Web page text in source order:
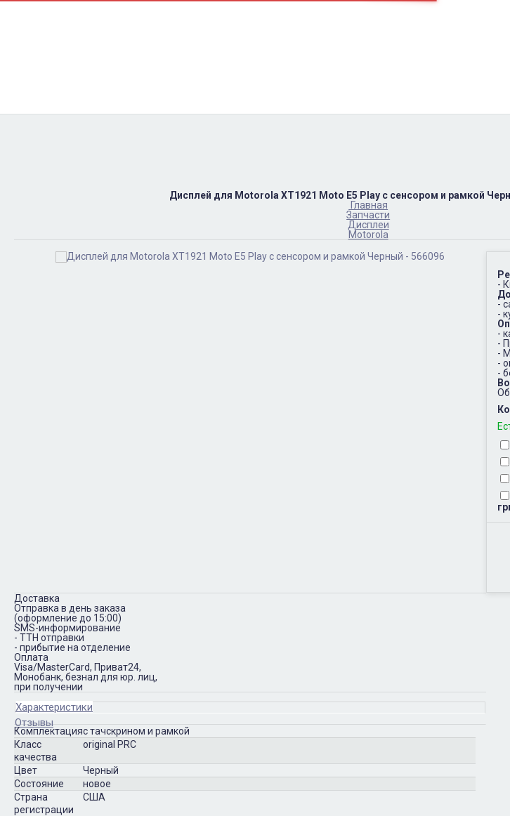
Дисплей для Motorola XT1921 Moto E5 Play с сенсором и рамкой
Главная
Запчасти
Дисплеи
Motorola
-
-
-
-
-
-
-
-
Доставка
Отправка в день заказа
(оформление до 15:00)
SMS-информирование
- ТТН отправки
- прибытие на отделение
Оплата
Visa/MasterCard, Приват24,
Монобанк, безнал для юр. лиц,
при получении
Характеристики
Отзывы
Комплектацияс тачскрином и рамкой
Класс
качества
original PRC
Цвет
Черный
Состояние
новое
Страна
регистрации
США